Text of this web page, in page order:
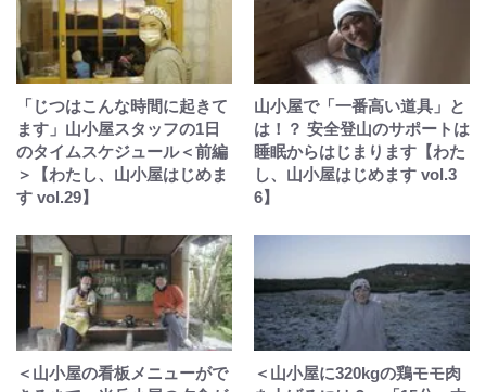
「じつはこんな時間に起きて
ます」山小屋スタッフの1日
のタイムスケジュール＜前編
＞【わたし、山小屋はじめま
す vol.29】
山小屋で「一番高い道具」と
は！？ 安全登山のサポートは
睡眠からはじまります【わた
し、山小屋はじめます vol.3
6】
＜山小屋の看板メニューがで
＜山小屋に320kgの鶏モモ肉